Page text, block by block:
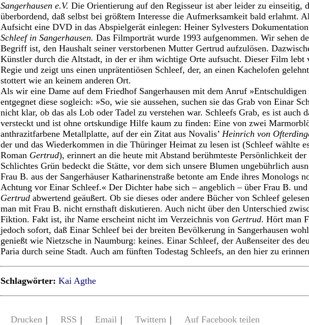
Sangerhausen e.V. Die Orientierung auf den Regisseur ist aber leider zu einseitig,
überbordend, daß selbst bei größtem Interesse die Aufmerksamkeit bald erlahmt.
Aufsicht eine DVD in das Abspielgerät einlegen: Heiner Sylvesters Dokumentation
Schleef in Sangerhausen. Das Filmporträt wurde 1993 aufgenommen. Wir sehen
Begriff ist, den Haushalt seiner verstorbenen Mutter Gertrud aufzulösen.
Künstler durch die Altstadt, in der er ihm wichtige Orte aufsucht. Dieser Film lebt
Regie und zeigt uns einen unprätentiösen Schleef, der, an einen Kachelofen
stottert wie an keinem anderen Ort.
Als wir eine Dame auf dem Friedhof Sangerhausen mit dem Anruf
entgegnet diese sogleich: »So, wie sie aussehen, suchen sie das Grab von Einar
nicht klar, ob das als Lob oder Tadel zu verstehen war. Schleefs Grab, es ist auch
versteckt und ist ohne ortskundige Hilfe kaum zu finden: Eine von zwei
anthrazitfarbene Metallplatte, auf der ein Zitat aus Novalis’ Heinrich von
der und das Wiederkommen in die Thüringer Heimat zu lesen ist (Schleef wählte
Roman Gertrud), erinnert an die heute mit Abstand berühmteste Persönlichkeit
Schlichtes Grün bedeckt die Stätte, vor dem sich unsere Blumen ungebührlich
Frau B. aus der Sangerhäuser Katharinenstraße betonte am Ende ihres Monologs
Achtung vor Einar Schleef.« Der Dichter habe sich – angeblich – über Frau B.
Gertrud abwertend geäußert. Ob sie dieses oder andere Bücher von Schleef
man mit Frau B. nicht ernsthaft diskutieren. Auch nicht über den Unterschied
Fiktion. Fakt ist, ihr Name erscheint nicht im Verzeichnis von Gertrud. Hört man
jedoch sofort, daß Einar Schleef bei der breiten Bevölkerung in Sangerhausen
genießt wie Nietzsche in Naumburg: keines. Einar Schleef, der Außenseiter des
Paria durch seine Stadt. Auch am fünften Todestag Schleefs, an den hier zu
Schlagwörter: Kai Agthe
Drucken | RSS | Email | Twittern | Auf Facebook teilen